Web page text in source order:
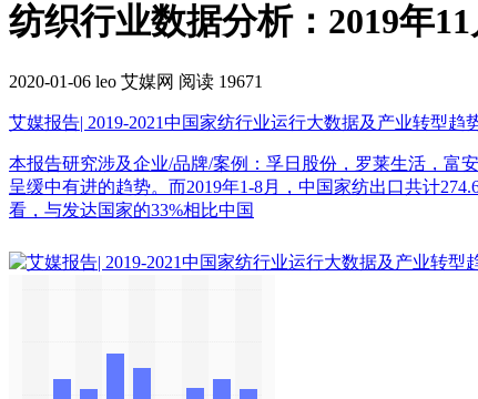
纺织行业数据分析：2019年
2020-01-06 leo 艾媒网 阅读 19671
艾媒报告| 2019-2021中国家纺行业运行大数据及产业转型趋
本报告研究涉及企业/品牌/案例：孚日股份，罗莱生活，富
呈缓中有进的趋势。而2019年1-8月，中国家纺出口共计
看，与发达国家的33%相比中国